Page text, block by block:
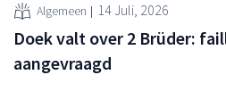
Algemeen 14 Juli, 2026
Doek valt over 2 Brüder:
aangevraagd